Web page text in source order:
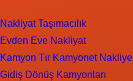
Nakliyat Taşımacılık
Evden Eve Nakliyat
Kamyon Tır Kamyonet Nakliye
Gidiş Dönüş Kamyonları